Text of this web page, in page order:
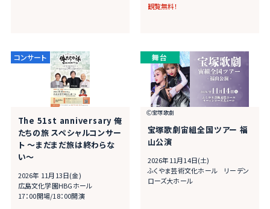
観覧無料！
The 51st anniversary 俺
たちの旅 スペシャルコンサー
ト ～まだまだ旅は終わらな
い～
2026年 11⽉13⽇(金)
広島文化学園HBGホール
17：00開場/18：00開演
Ⓒ宝塚歌劇
宝塚歌劇宙組全国ツアー 福
山公演
2026年11月14日(土)
ふくやま芸術文化ホール リーデン
ローズ大ホール